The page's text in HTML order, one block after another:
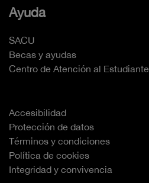
Ayuda
SACU
Becas y ayudas
Centro de Atención al Estudiante
Accesibilidad
Protección de datos
Términos y condiciones
Política de cookies
Integridad y convivencia